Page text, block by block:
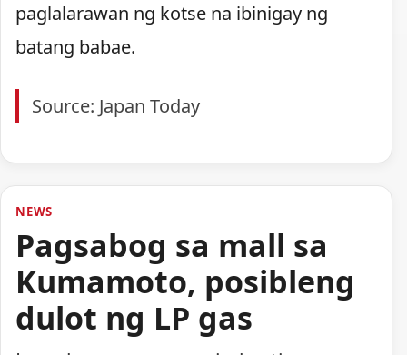
paglalarawan ng kotse na ibinigay ng
batang babae.
Source: Japan Today
NEWS
Pagsabog sa mall sa
Kumamoto, posibleng
dulot ng LP gas